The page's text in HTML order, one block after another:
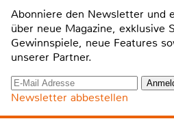
Abonniere den Newsletter und
über neue Magazine, exklusive
Gewinnspiele, neue Features
unserer Partner.
Newsletter abbestellen